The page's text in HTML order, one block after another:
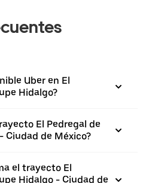
Uber en El
Hidalgo?
El Pedregal de
Ciudad de México?
el trayecto El
Hidalgo - Ciudad de